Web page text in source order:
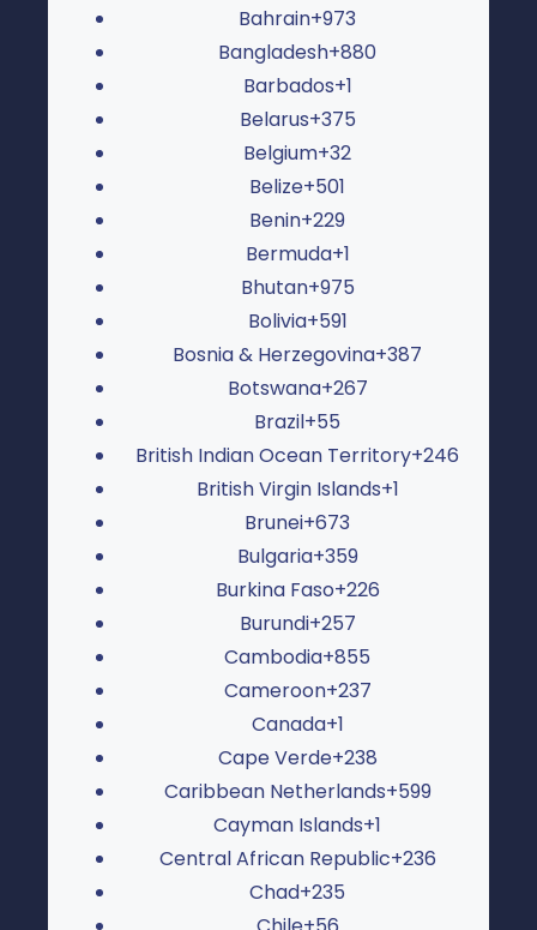
Bahrain+973
Bangladesh+880
Barbados+1
Belarus+375
Belgium+32
Belize+501
Benin+229
Bermuda+1
Bhutan+975
Bolivia+591
Bosnia & Herzegovina+387
Botswana+267
Brazil+55
British Indian Ocean Territory+246
British Virgin Islands+1
Brunei+673
Bulgaria+359
Burkina Faso+226
Burundi+257
Cambodia+855
Cameroon+237
Canada+1
Cape Verde+238
Caribbean Netherlands+599
Cayman Islands+1
Central African Republic+236
Chad+235